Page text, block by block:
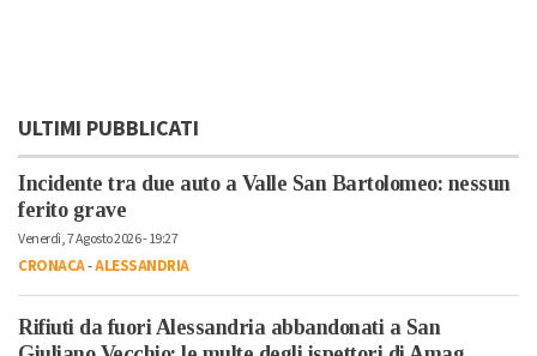
ULTIMI PUBBLICATI
Incidente tra due auto a Valle San Bartolomeo: nessun
ferito grave
Venerdì, 7 Agosto 2026 - 19:27
CRONACA-ALESSANDRIA
Rifiuti da fuori Alessandria abbandonati a San